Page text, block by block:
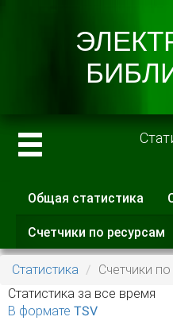
Главные
Общая статистика
Счетчики по ресурсам
Статистика
Счетчики
Статистика за все время
В формате TSV